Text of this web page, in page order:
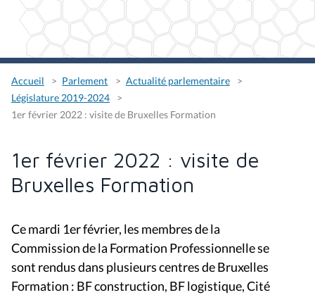
Accueil Parlement
Actualité parlementaire
Législature 2019-2024
1er février 2022 : visite de Bruxelles Formation
1er février 2022 : visite de
Bruxelles Formation
Ce mardi 1er février, les membres de la
Commission de la Formation Professionnelle se
sont rendus dans plusieurs centres de Bruxelles
Formation : BF construction, BF logistique, Cité